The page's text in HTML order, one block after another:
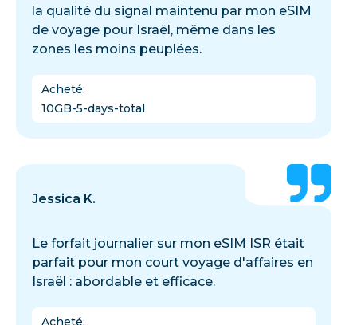
la qualité du signal maintenu par mon eSIM
de voyage pour Israël, même dans les
zones les moins peuplées.
Acheté:
10GB-5-days-total
Jessica K.
Le forfait journalier sur mon eSIM ISR était
parfait pour mon court voyage d'affaires en
Israël : abordable et efficace.
Acheté: